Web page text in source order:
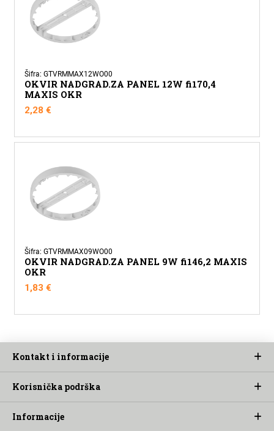
Šifra: GTVRMMAX12WO00
OKVIR NADGRAD.ZA PANEL 12W fi170,4
MAXIS OKR
2,28€
Šifra: GTVRMMAX09WO00
OKVIR NADGRAD.ZA PANEL 9W fi146,2 MAXIS
OKR
1,83€
Kontakt i informacije
Korisnička podrška
Informacije